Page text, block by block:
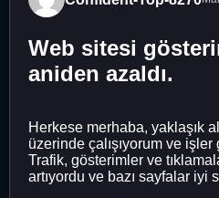
Web sitesi
aniden azaldı.
Herkese merhaba, yaklaşık
üzerinde çalışıyorum ve
Trafik, gösterimler ve
artıyordu ve bazı sayfalar iyi